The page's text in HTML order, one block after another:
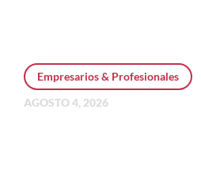
Empresarios & Profesionales
AGOSTO 4, 2026